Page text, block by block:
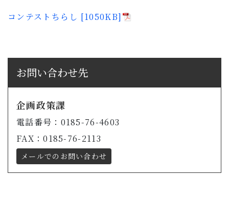
コンテストちらし [1050KB]
お問い合わせ先
企画政策課
電話番号：0185-76-4603
FAX：0185-76-2113
メールでのお問い合わせ